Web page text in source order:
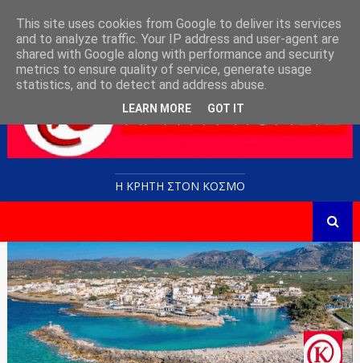
Η ΚΡΗΤΗ ΣΤΟN KOΣΜΟ
This site uses cookies from Google to deliver its services
and to analyze traffic. Your IP address and user-agent are
shared with Google along with performance and security
metrics to ensure quality of service, generate usage
statistics, and to detect and address abuse.
LEARN MORE GOT IT